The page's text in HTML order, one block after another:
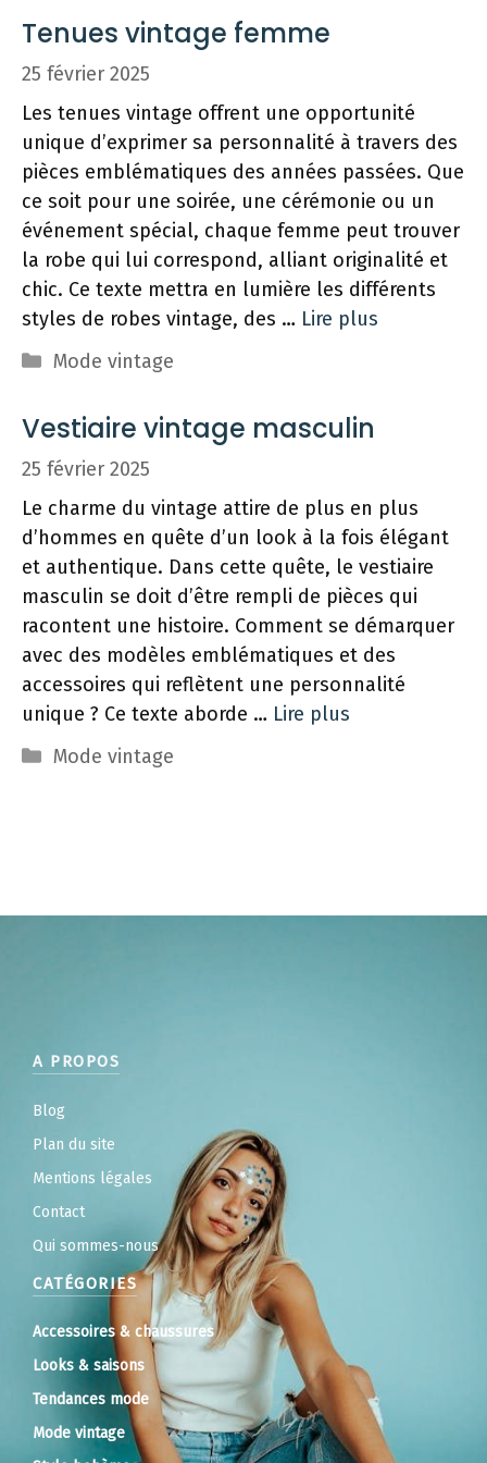
Tenues vintage femme
25 février 2025
Les tenues vintage offrent une opportunité
unique d’exprimer sa personnalité à travers des
pièces emblématiques des années passées. Que
ce soit pour une soirée, une cérémonie ou un
événement spécial, chaque femme peut trouver
la robe qui lui correspond, alliant originalité et
chic. Ce texte mettra en lumière les différents
styles de robes vintage, des … Lire plus
Catégories
Mode vintage
Vestiaire vintage masculin
25 février 2025
Le charme du vintage attire de plus en plus
d’hommes en quête d’un look à la fois élégant
et authentique. Dans cette quête, le vestiaire
masculin se doit d’être rempli de pièces qui
racontent une histoire. Comment se démarquer
avec des modèles emblématiques et des
accessoires qui reflètent une personnalité
unique ? Ce texte aborde … Lire plus
Catégories
Mode vintage
A PROPOS
Blog
Plan du site
Mentions légales
Contact
Qui sommes-nous
CATÉGORIES
Accessoires & chaussures
Looks & saisons
Tendances mode
Mode vintage